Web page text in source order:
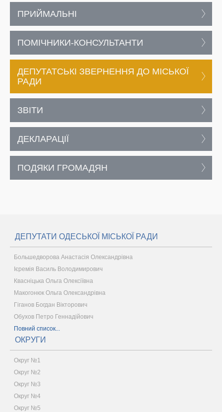
ПРИЙМАЛЬНІ
ПОМІЧНИКИ-КОНСУЛЬТАНТИ
ДЕПУТАТСЬКІ ЗВЕРНЕННЯ ДО МІСЬКОЇ
РАДИ
ЗВІТИ
ДЕКЛАРАЦІЇ
ПОДЯКИ ГРОМАДЯН
ДЕПУТАТИ ОДЕСЬКОЇ МІСЬКОЇ РАДИ
Большедворова Анастасія Олександрівна
Ієремія Василь Володимирович
Квасніцька Ольга Олексіївна
Макогонюк Ольга Олександрівна
Гіганов Богдан Вікторович
Обухов Петро Геннадійович
Повний список...
ОКРУГИ
Округ №1
Округ №2
Округ №3
Округ №4
Округ №5